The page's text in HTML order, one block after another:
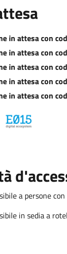
in attesa con
in attesa con
in attesa con
in attesa con
in attesa con
a persone
in sedia a